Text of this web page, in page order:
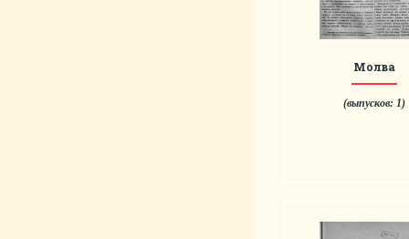
Молва
(выпусков: 1)